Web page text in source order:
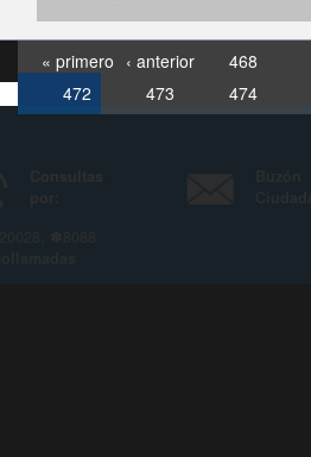
« primero ‹ anterior 468
472
473 474